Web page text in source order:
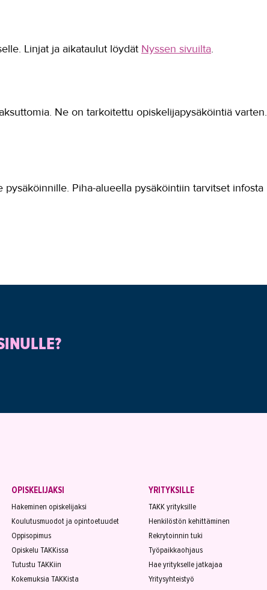
Linjat ja aikataulut löydät Nyssen sivuilta.
Ne on tarkoitettu opiskelijapysäköintiä varten.
Piha-alueella pysäköintiin tarvitset infosta
OPISKELIJAKSI
Hakeminen opiskelijaksi
Koulutusmuodot ja opintoetuudet
Oppisopimus
Opiskelu TAKKissa
Tutustu TAKKiin
Kokemuksia TAKKista
YRITYKSILLE
TAKK yrityksille
Henkilöstön kehittäminen
Rekrytoinnin tuki
Työpaikkaohjaus
Hae yritykselle jatkajaa
Yritysyhteistyö